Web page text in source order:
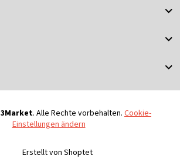
Erstellt von Shoptet
3Market. Alle Rechte vorbehalten. Cookie-
Einstellungen ändern